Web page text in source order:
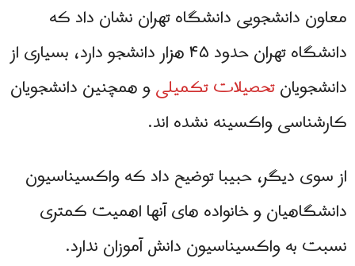
معاون دانشجویی دانشگاه تهران نشان داد که
دانشگاه تهران حدود ۴۵ هزار دانشجو دارد، بسیاری از
دانشجویانتحصیلات تکمیلیو همچنین دانشجویان
کارشناسی واکسینه نشده اند.
از سوی دیگر، حبیبا توضیح داد که واکسیناسیون
دانشگاهیان و خانواده های آنها اهمیت کمتری
نسبت به واکسیناسیون دانش آموزان ندارد.